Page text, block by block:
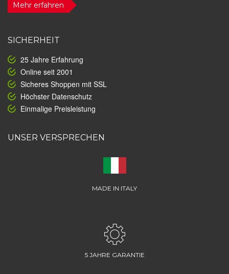
Mehr erfahren
SICHERHEIT
25 Jahre Erfahrung
Online seit 2001
Sicheres Shoppen mit SSL
Höchster Datenschutz
Einmalige Preisleistung
UNSER VERSPRECHEN
MADE IN ITALY
5 JAHRE GARANTIE